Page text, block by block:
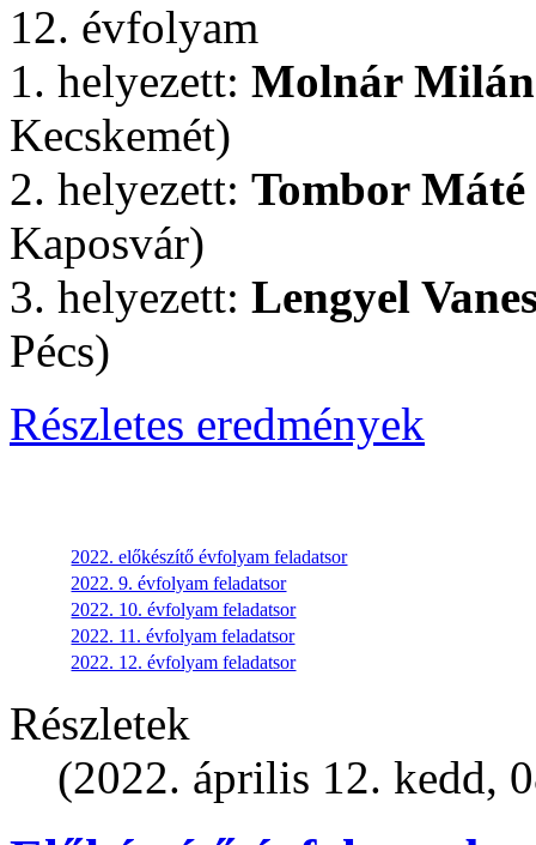
12. évfolyam
1. helyezett: Molnár Milán
Kecskemét)
2. helyezett: Tombor Máté
Kaposvár)
3. helyezett: Lengyel
Pécs)
Részletes eredmények
2022. előkészítő évfolyam feladatsor
2022. 9. évfolyam feladatsor
2022. 10. évfolyam feladatsor
2022. 11. évfolyam feladatsor
2022. 12. évfolyam feladatsor
Részletek
(2022. április 12. kedd,